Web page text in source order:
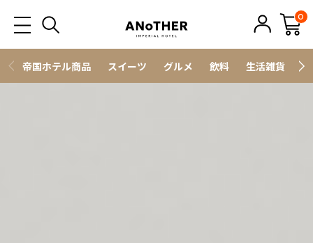
0
帝国ホテル商品 スイーツ グルメ 飲料 生活雑貨